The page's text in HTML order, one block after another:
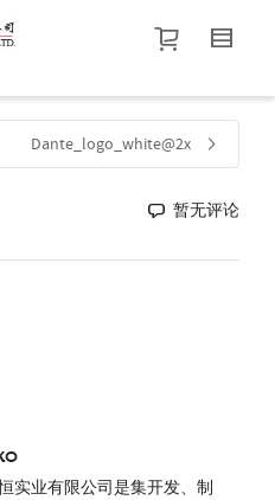
尺码
价格介于
牌.
Dante_logo_white@2x
暂无评论
实业有限公司是集开发、制